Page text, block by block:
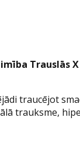
Trauslās
traucējot
trauksme,